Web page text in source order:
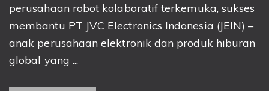
perusahaan robot kolaboratif terkemuka, sukses
membantu PT JVC Electronics Indonesia (JEIN) –
anak perusahaan elektronik dan produk hiburan
global yang ...